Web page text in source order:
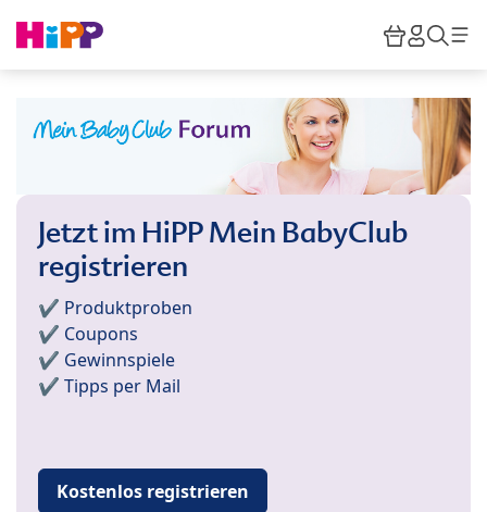
HiPP
Jetzt im HiPP Mein BabyClub
registrieren
✔️ Produktproben
✔️ Coupons
✔️ Gewinnspiele
✔️ Tipps per Mail
Kostenlos registrieren